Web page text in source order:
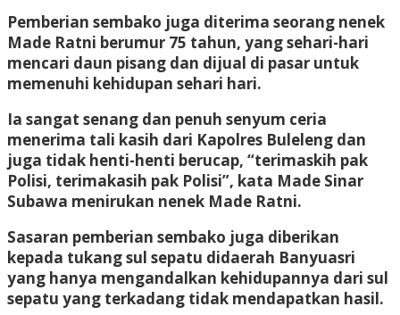
Pemberian sembako juga diterima seorang nenek
Made Ratni berumur 75 tahun, yang sehari-hari
mencari daun pisang dan dijual di pasar untuk
memenuhi kehidupan sehari hari.
Ia sangat senang dan penuh senyum ceria
menerima tali kasih dari Kapolres Buleleng dan
juga tidak henti-henti berucap, “terimaskih pak
Polisi, terimakasih pak Polisi”, kata Made Sinar
Subawa menirukan nenek Made Ratni.
Sasaran pemberian sembako juga diberikan
kepada tukang sul sepatu didaerah Banyuasri
yang hanya mengandalkan kehidupannya dari sul
sepatu yang terkadang tidak mendapatkan hasil.